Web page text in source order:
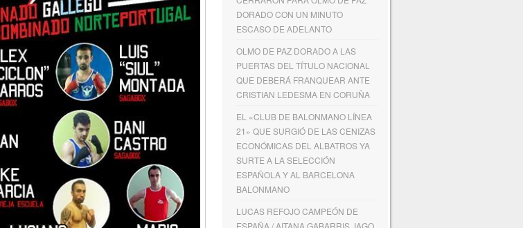
DORADO CON UN MINUTO
ESCASO DE ADELANTO
OLMO DE PAZ DORADO A LAS
PUERTAS DEL TÍTULO NACIONAL
QUE DEBERÁ FRANQUEAR ANTE
CRISTIAN LEDESMA EN CORUÑA
EL «CLUB DE BALONMANO LÍNEA
21» QUE SURGIÓ DE LAS CENIZAS
ECONÓMICAS DEL ALBATROS YA
SURTE A LA SELECCIÓN
ESPAÑOLA Y AL BARCELONA
BALONMANO
LUCAS REFOJO CAMPEÓN DE
ESPAÑA / AITANA GABARRIS, IAGO